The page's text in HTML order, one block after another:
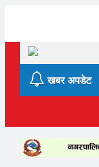
content
खबर अपडेट